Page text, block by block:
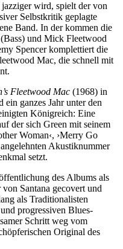
wird, spielt der von
Selbstkritik geplagte
Band. In der kommen die
und Mick Fleetwood
Spencer komplettiert die
Mac, die schnell mit
Fleetwood Mac (1968) in
ein ganzes Jahr unter den
Königreich: Eine
der sich Green mit seinem
Woman‹, ›Merry Go
Akustiknummer
setzt.
des Albums als
Santana gecovert und
als Traditionalisten
progressiven Blues-
Schritt weg vom
Original des